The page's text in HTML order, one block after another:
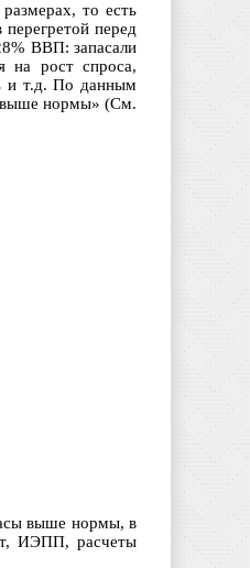
то есть
перед
ВВП: запасали
на рост спроса,
и т.д. По данным
нормы» (См.
выше нормы, в
ИЭПП, расчеты